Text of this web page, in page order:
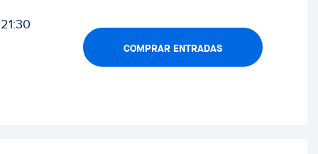
COMPRAR ENTRADAS